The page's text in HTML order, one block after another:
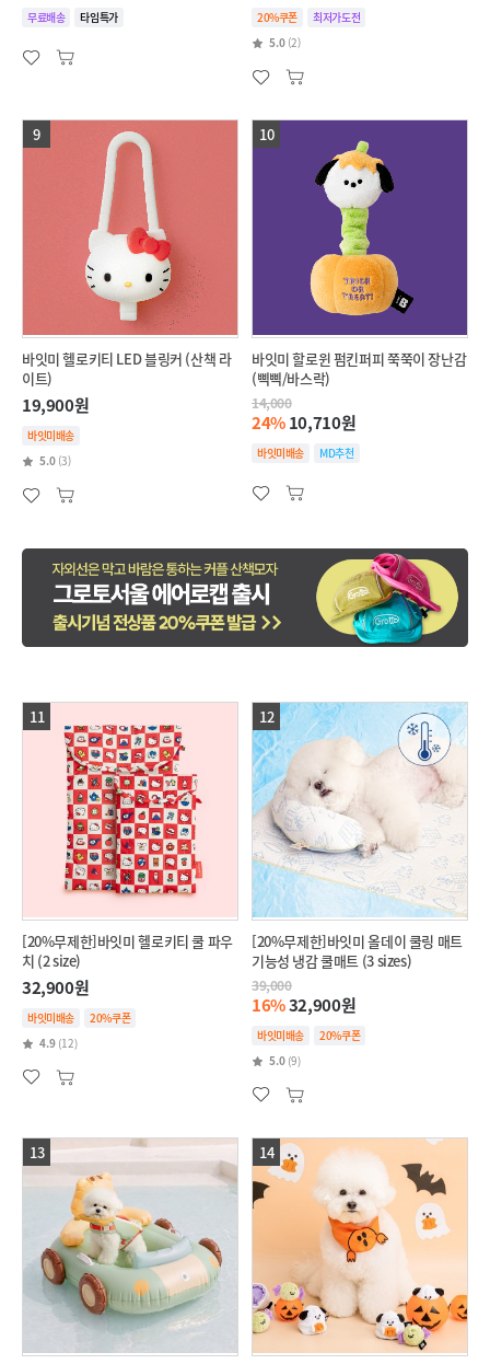
무료배송 타임특가 20%쿠폰
최저가도전
5.0 (2)
9
바잇미 헬로키티 LED 블링커 (산책 라
이트)
19,900원
바잇미배송
5.0 (3)
10
바잇미 할로윈 펌킨퍼피 쭉쭉이 장난감
(삑삑/바스락)
14,000
24%10,710원
바잇미배송 MD추천
11
[20%무제한]바잇미 헬로키티 쿨 파우
치 (2 size)
32,900원
바잇미배송
20%쿠폰
4.9 (12)
12
[20%무제한]바잇미 올데이 쿨링 매트
기능성 냉감 쿨매트 (3 sizes)
39,000
16%32,900원
바잇미배송
20%쿠폰
5.0 (9)
13 14